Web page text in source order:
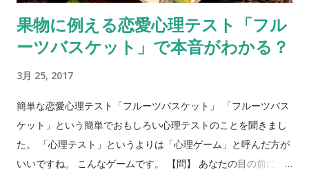
果物に例える恋愛心理テスト「フル
ーツバスケット」で本音がわかる？
3月 25, 2017
簡単な恋愛心理テスト「フルーツバスケット」 「フルーツバス
ケット」という簡単でおもしろい心理テストのことを聞きまし
た。 「心理テスト」というよりは「心理ゲーム」と呼んだ方が
いいですね。 こんなゲームです。 【問】 あなたの目の前に、